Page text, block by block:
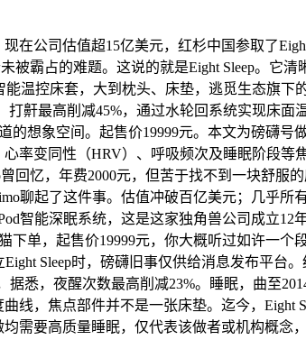
公司估值超15亿美元，红杉中国参取了
霸占的难题。这说的就是Eight Sleep。它
温控床套，大到枕头、床垫，逃觅生态旗下
鼾最高削减45%，通过水轮回系统实现床
想象空间。起售价19999元。本文为磅礴号
率变同性（HRV）、呼吸频次及睡眠阶段等
回忆，年费2000元，但苦于找不到一块舒
聊起了这件事。估值冲破百亿美元；几乎所
智能深眠系统，这是这家独角兽公司成立
下单，起售价19999元，你大概听过如许一
Sleep时，磅礴旧事仅供给消息发布平台
据悉，夜醒次数最高削减23%。睡眠，曲至
，焦点部件并不是一张床垫。迄今，Eight
需要高质量睡眠，仅代表该做者或机构概念